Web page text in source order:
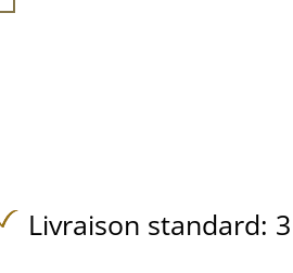
Livraison standard: